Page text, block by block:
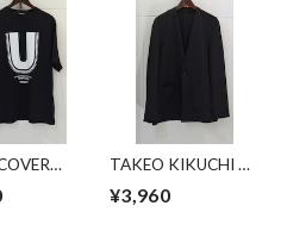
U
TAKEO KIKUCHI ノ
ーカラージャケット
¥3,960